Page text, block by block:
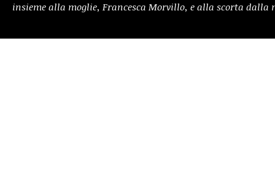
insieme alla moglie, Francesca Morvillo, e alla scorta dalla